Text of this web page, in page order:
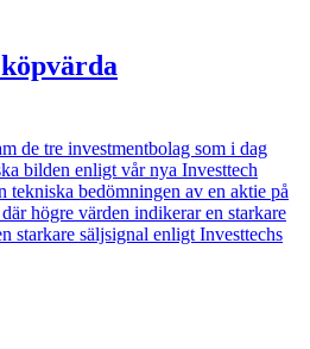
de tre investmentbolag som i dag
bilden enligt vår nya Investtech
tekniska bedömningen av en aktie på
högre värden indikerar en starkare
starkare säljsignal enligt Investtechs